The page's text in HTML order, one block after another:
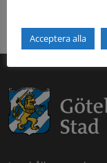
Acceptera alla